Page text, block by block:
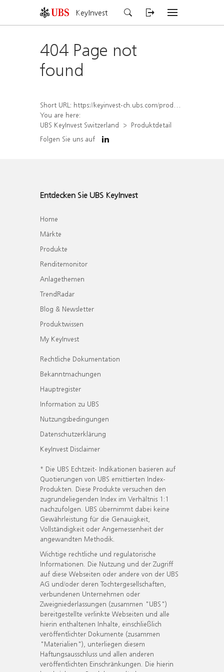
KeyInvest
404 Page not
found
Short URL: https://keyinvest-ch.ubs.com/produkt/detail/index/isin/CH1578790722
You are here:
UBS KeyInvest Switzerland
Produktdetail
Folgen Sie uns auf
Entdecken Sie UBS KeyInvest
Home
Märkte
Produkte
Renditemonitor
Anlagethemen
TrendRadar
Blog & Newsletter
Produktwissen
My KeyInvest
Rechtliche Dokumentation
Bekanntmachungen
Hauptregister
Information zu UBS
Nutzungsbedingungen
Datenschutzerklärung
KeyInvest Disclaimer
* Die UBS Echtzeit- Indikationen basieren auf
Quotierungen von UBS emittierten Index-
Produkten. Diese Produkte versuchen den
zugrundeliegenden Index im Verhältnis 1:1
nachzufolgen. UBS übernimmt dabei keine
Gewährleistung für die Genauigkeit,
Vollständigkeit oder Angemessenheit der
angewandten Methodik.
Wichtige rechtliche und regulatorische
Informationen. Die Nutzung und der Zugriff
auf diese Webseiten oder andere von der UBS
AG und/oder deren Tochtergesellschaften,
verbundenen Unternehmen oder
Zweigniederlassungen (zusammen "UBS")
bereitgestellte verlinkte Webseiten und alle
hierin enthaltenen Inhalte, einschließlich
veröffentlichter Dokumente (zusammen
"Materialien"), unterliegen diesem
Haftungsausschluss und allen anderen
veröffentlichten Einschränkungen. Die hierin